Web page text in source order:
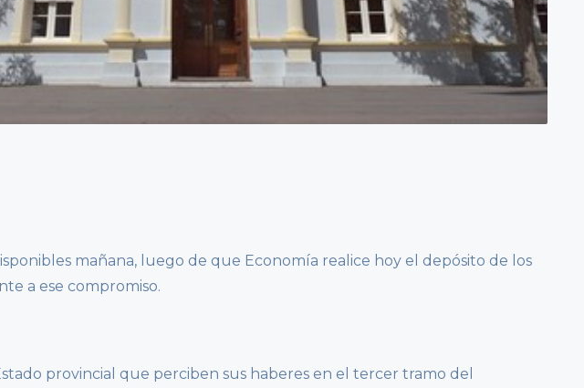
mañana, luego de que Economía realice hoy el depósito de los
a ese compromiso.
provincial que perciben sus haberes en el tercer tramo del